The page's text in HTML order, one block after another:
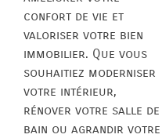
confort de vie et
valoriser votre bien
immobilier. Que vous
souhaitiez moderniser
votre intérieur,
rénover votre salle de
bain ou agrandir votre